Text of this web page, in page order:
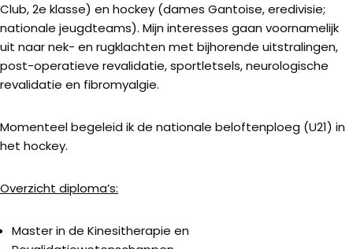
Club, 2e klasse) en hockey (dames Gantoise, eredivisie;
nationale jeugdteams). Mijn interesses gaan voornamelijk
uit naar nek- en rugklachten met bijhorende uitstralingen,
post-operatieve revalidatie, sportletsels, neurologische
revalidatie en fibromyalgie.
Momenteel begeleid ik de nationale beloftenploeg (U21) in
het hockey.
Overzicht diploma’s:
Master in de Kinesitherapie en